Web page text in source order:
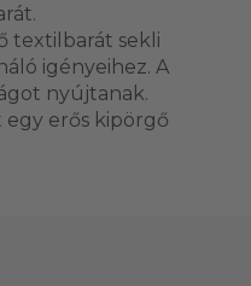
textilbarát sekli
igényeihez. A
nyújtanak.
erős kipörgő